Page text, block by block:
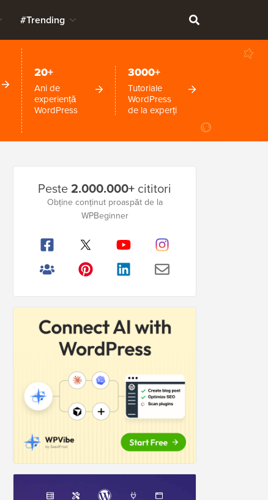
#Trending
20+
Ani de
experiență
WordPress
3000+
Tutoriale
WordPress
de la experți
laterală
Peste2.000.000+ cititori
Obține conținut proaspăt de la
WPBeginner